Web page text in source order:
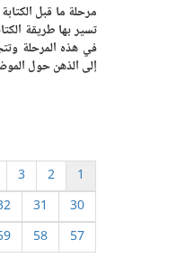
مرحلة ما قبل
في هذه المرحلة
إلى الذهن حول
1
2
3
30
31
57
58